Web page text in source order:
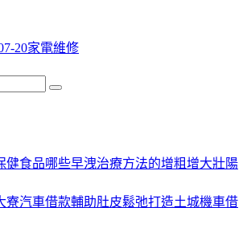
20類
家電維修
健食品哪些早洩治療方法的增粗增大壯陽
寮汽車借款輔助肚皮鬆弛打造土城機車借